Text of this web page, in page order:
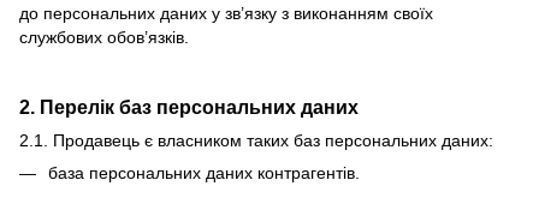
до персональних даних у зв’язку з виконанням своїх
службових обов’язків.
2. Перелік баз персональних даних
2.1. Продавець є власником таких баз персональних даних:
база персональних даних контрагентів.